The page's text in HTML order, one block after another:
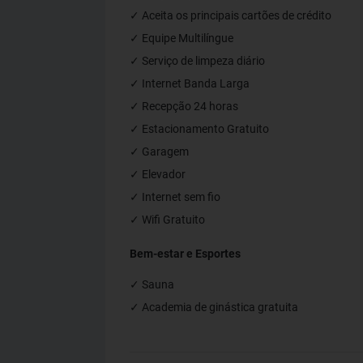
✓ Aceita os principais cartões de crédito
✓ Equipe Multilíngue
✓ Serviço de limpeza diário
✓ Internet Banda Larga
✓ Recepção 24 horas
✓ Estacionamento Gratuito
✓ Garagem
✓ Elevador
✓ Internet sem fio
✓ Wifi Gratuito
Bem-estar e Esportes
✓ Sauna
✓ Academia de ginástica gratuita